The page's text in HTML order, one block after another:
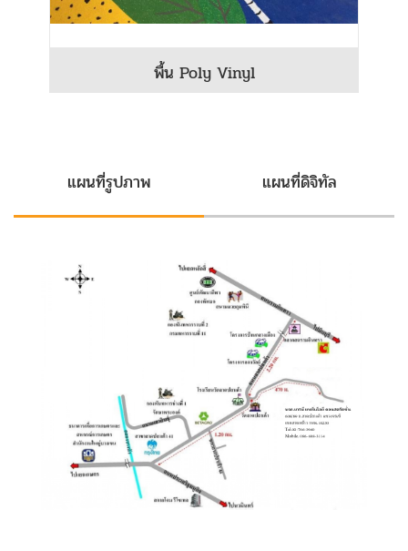
พื้น Poly Vinyl
แผนที่รูปภาพ แผนที่ดิจิทัล